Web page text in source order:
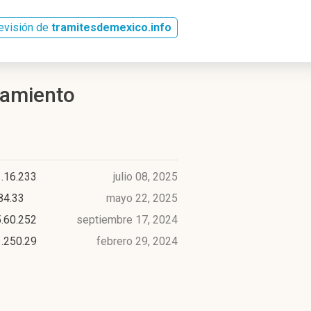
de tramitesdemexico.info
julio 08, 2025
mayo 22, 2025
septiembre 17, 2024
febrero 29, 2024